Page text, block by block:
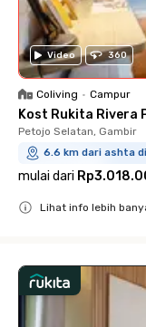
Video 360
Coliving • Campur
Kost Rukita Rivera
Petojo Selatan, Gambir
6.6 km dari ashta
mulai dari
Lihat info lebih